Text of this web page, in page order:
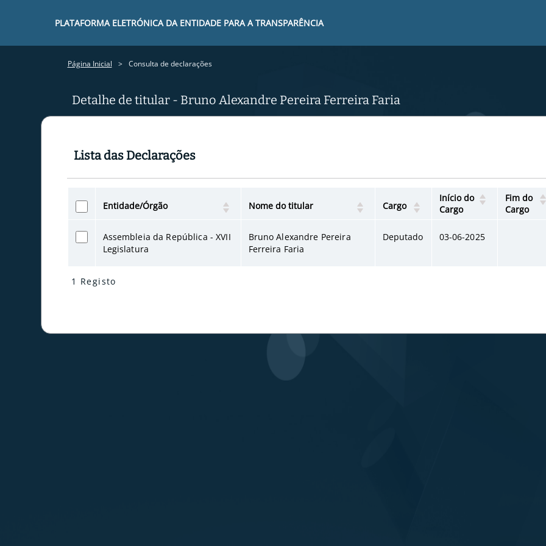
PLATAFORMA ELETRÓNICA DA ENTIDADE PARA A TRANSPARÊNCIA
Página Inicial Consulta de declarações
Detalhe de titular - Bruno Alexandre Pereira Ferreira Faria
Lista das Declarações
Entidade/Órgão Nome do titular Cargo
Início do
Cargo
Fim do
Cargo
Assembleia da República - XVII
Legislatura
Bruno Alexandre Pereira
Ferreira Faria
Deputado 03-06-2025
1 Registo